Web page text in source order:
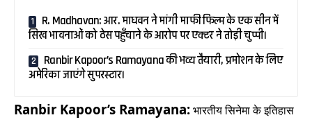
R. Madhavan: आर. माधवन ने मांगी माफी फिल्म के एक सीन में
सिख भावनाओं को ठेस पहुँचाने के आरोप पर एक्टर ने तोड़ी चुप्पी।
Ranbir Kapoor’s Ramayana की भव्य तैयारी, प्रमोशन के लिए
अमेरिका जाएंगे सुपरस्टार।
Ranbir Kapoor’s Ramayana:भारतीय सिनेमा के इतिहास